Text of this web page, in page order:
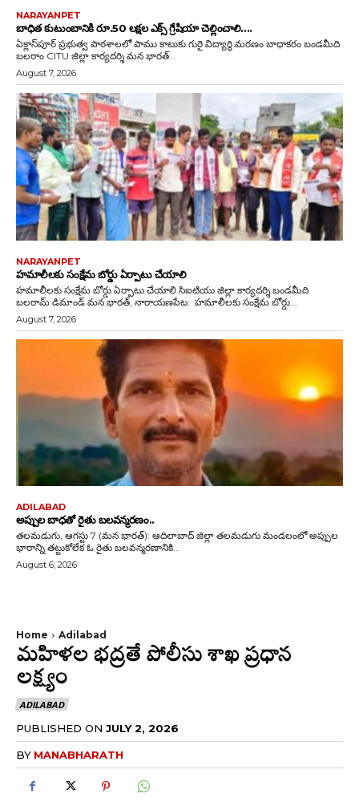
NARAYANPET
బాధిత కుటుంబానికి రూ.50 లక్షల ఎక్స్ గ్రేషియా చెల్లించాలి….
ఏక్లాస్‌పూర్ ప్రభుత్వ పాఠశాలలో పాము కాటుకు గురై విద్యార్థి మరణం బాధాకరం బండమీది
బలరాం CITU జిల్లా కార్యదర్శి మన భారత్...
August 7, 2026
NARAYANPET
హమాలీలకు సంక్షేమ బోర్డు ఏర్పాటు చేయాలి
హమాలీలకు సంక్షేమ బోర్డు ఏర్పాటు చేయాలి సిఐటియు జిల్లా కార్యదర్శి బండమీది
బలరామ్ డిమాండ్ మన భారత్, నారాయణపేట: హమాలీలకు సంక్షేమ బోర్డు...
August 7, 2026
ADILABAD
అప్పుల బాధతో రైతు బలవన్మరణం..
తలమడుగు, ఆగస్టు 7 (మన భారత్): ఆదిలాబాద్ జిల్లా తలమడుగు మండలంలో అప్పుల
భారాన్ని తట్టుకోలేక ఓ రైతు బలవన్మరణానికి...
August 6, 2026